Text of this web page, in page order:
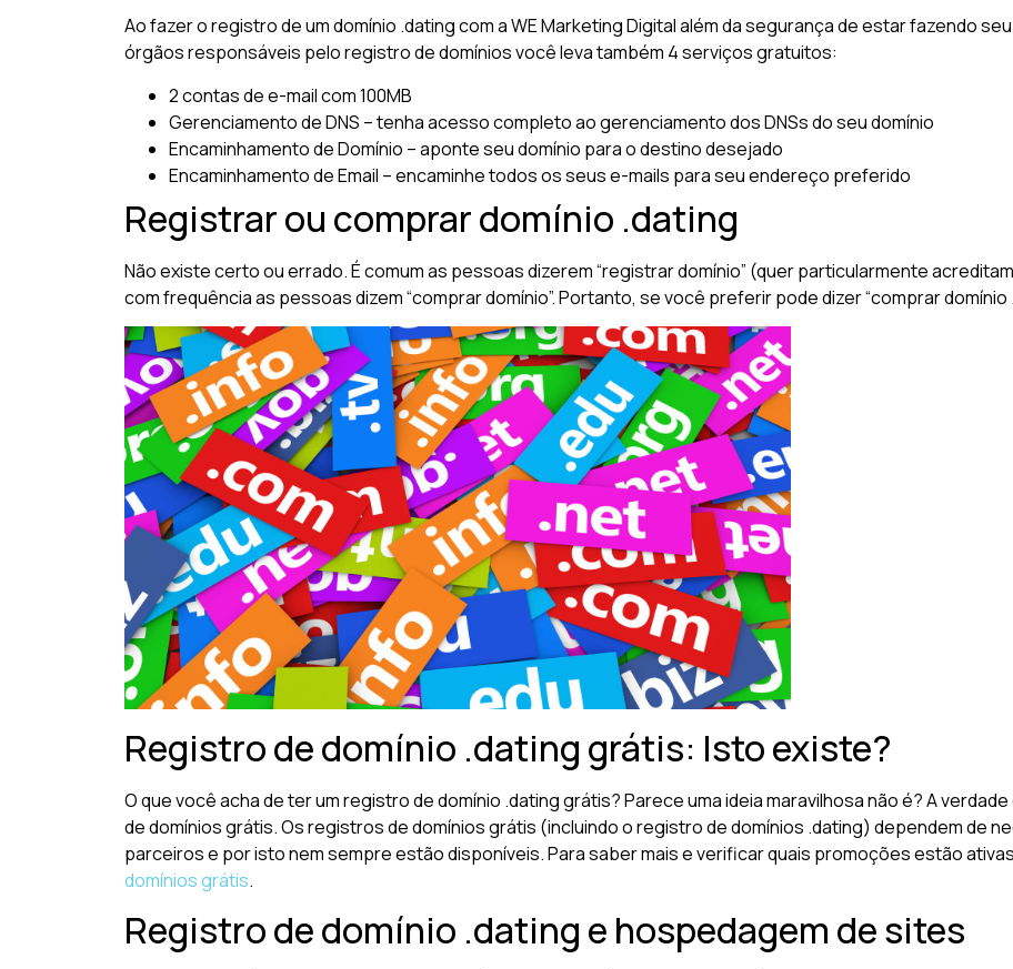
Ao fazer o registro de um domínio .dating com a WE Marketing Digital além da segurança de estar fazendo
órgãos responsáveis pelo registro de domínios você leva também 4 serviços gratuitos:
2 contas de e-mail com 100MB
Gerenciamento de DNS – tenha acesso completo ao gerenciamento dos DNSs do seu domínio
Encaminhamento de Domínio – aponte seu domínio para o destino desejado
Encaminhamento de Email – encaminhe todos os seus e-mails para seu endereço preferido
Registrar ou comprar domínio .dating
Não existe certo ou errado. É comum as pessoas dizerem “registrar domínio” (quer particularmente
com frequência as pessoas dizem “comprar domínio”. Portanto, se você preferir pode dizer “comprar domínio
Registro de domínio .dating grátis: Isto existe?
O que você acha de ter um registro de domínio .dating grátis? Parece uma ideia maravilhosa não é? A
de domínios grátis. Os registros de domínios grátis (incluindo o registro de domínios .dating) dependem de
parceiros e por isto nem sempre estão disponíveis. Para saber mais e verificar quais promoções estão
domínios grátis.
Registro de domínio .dating e hospedagem de sites